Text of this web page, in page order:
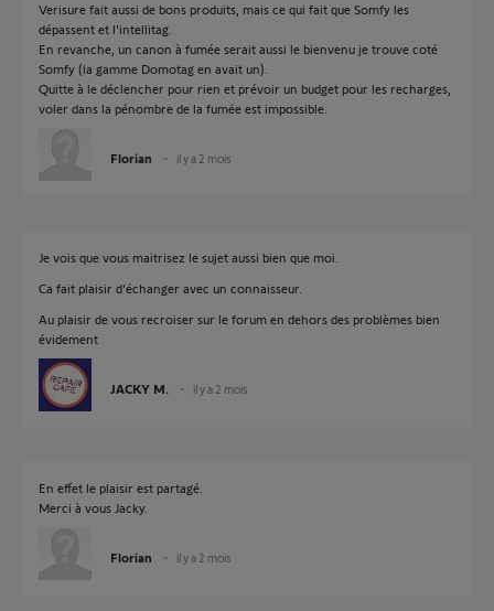
Verisure fait aussi de bons produits, mais ce qui fait que Somfy les
dépassent et l'intellitag.
En revanche, un canon à fumée serait aussi le bienvenu je trouve coté
Somfy (la gamme Domotag en avait un).
Quitte à le déclencher pour rien et prévoir un budget pour les recharges,
voler dans la pénombre de la fumée est impossible.
Florian il y a 2 mois
Je vois que vous maitrisez le sujet aussi bien que moi.
Ca fait plaisir d'échanger avec un connaisseur.
Au plaisir de vous recroiser sur le forum en dehors des problèmes bien
évidement
JACKY M. il y a 2 mois
En effet le plaisir est partagé.
Merci à vous Jacky.
Florian il y a 2 mois